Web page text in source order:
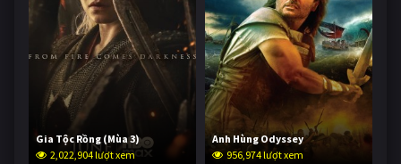
Gia Tộc Rồng (Mùa 3)
2,022,904 lượt xem
Anh Hùng Odyssey
956,974 lượt xem